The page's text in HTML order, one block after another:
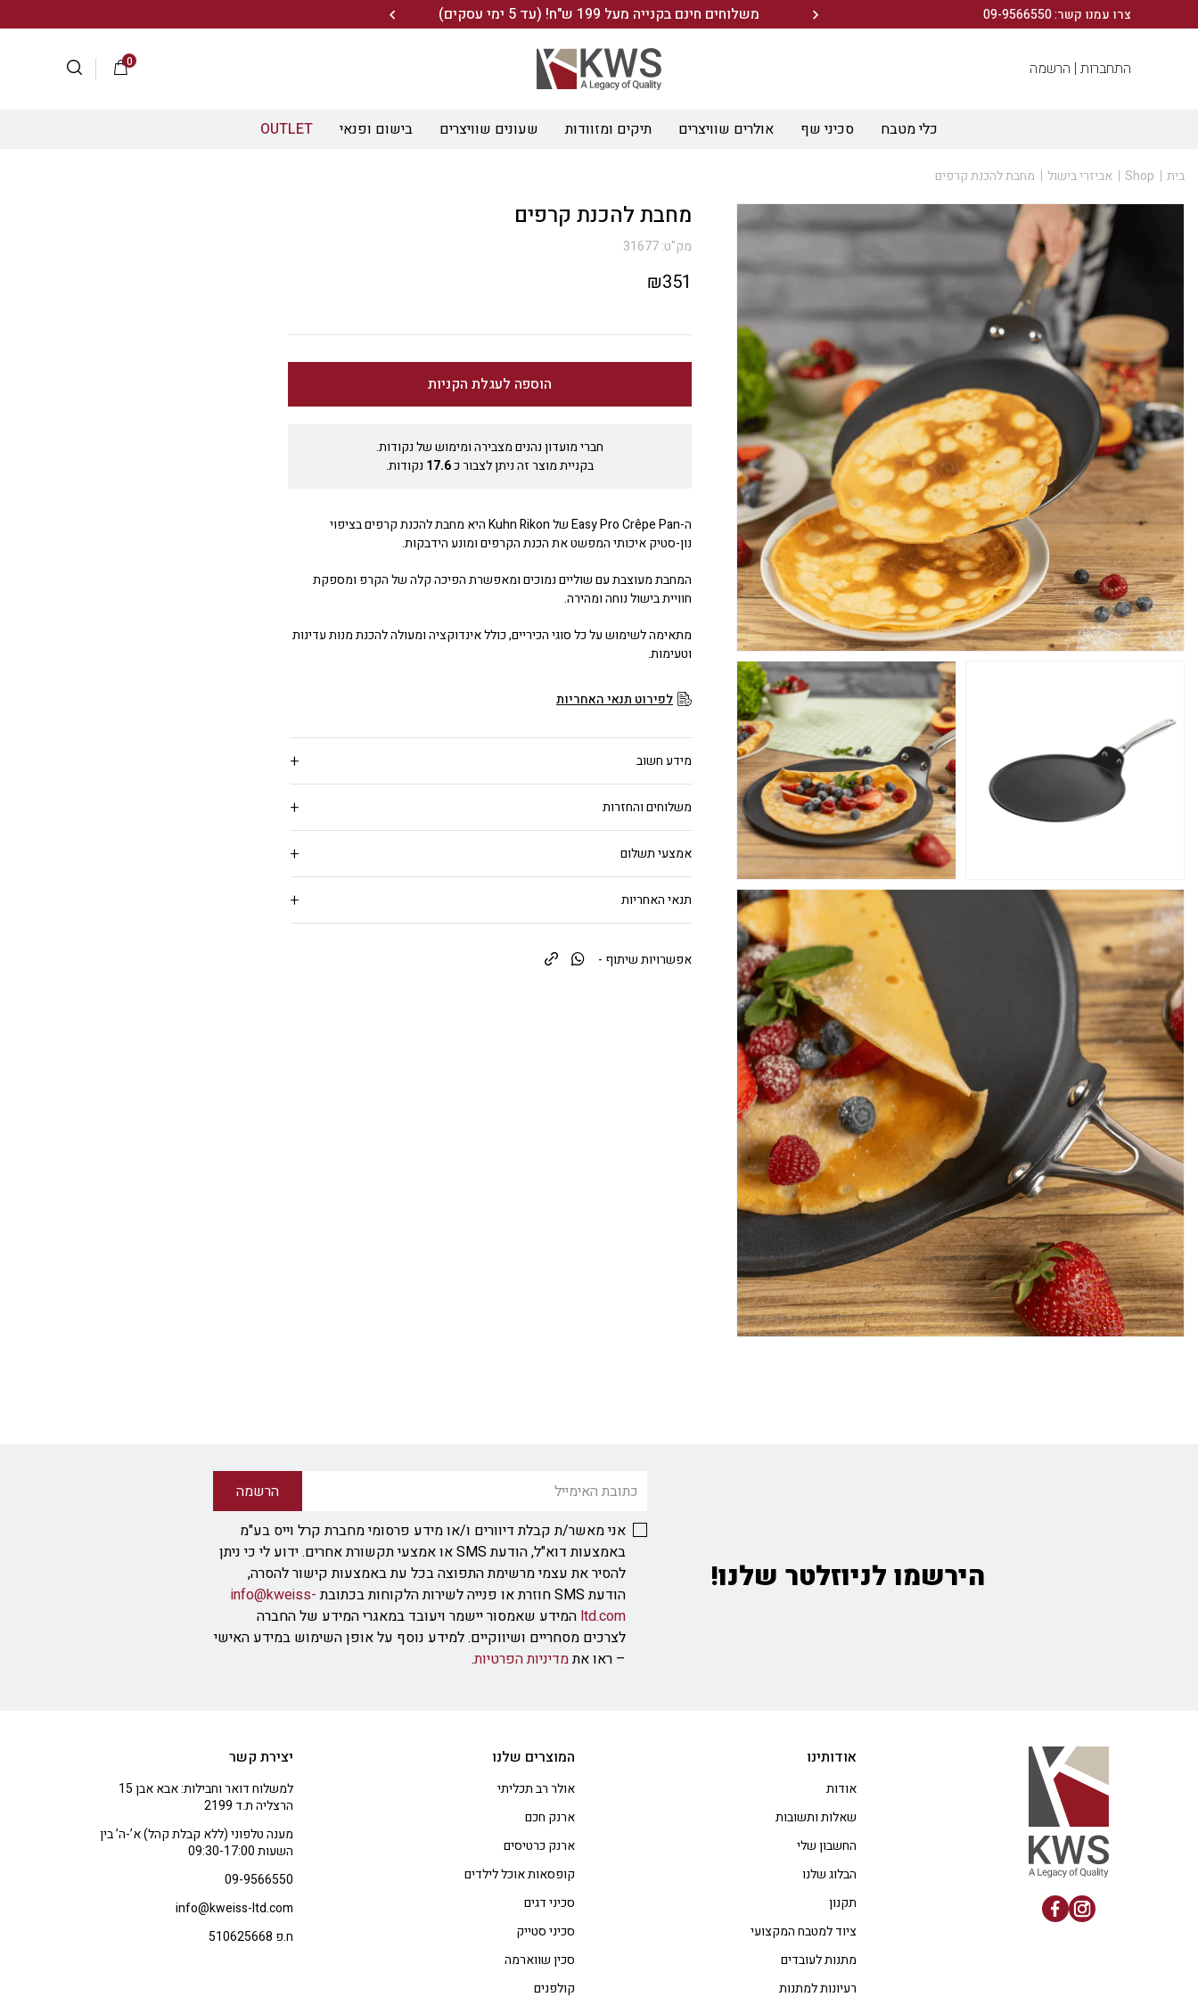
צרו עמנו קשר: 09-9566550
הירשמו לניוזלטר שלנו ותיהנו מ- 10% הנחה ברכישה הראשונה! משלוחים חינם בקנייה מעל 199 ש"ח! (עד 5 ימי עסקים)
התחברות | הרשמה 0
כלי מטבח סכיני שף אולרים שוויצרים תיקים ומזוודות שעונים שוויצרים בישום ופנאי OUTLET
בית Shop אביזרי בישול מחבת להכנת קרפים
מחבת להכנת קרפים
מק"ט:31677
₪351
הוספה לעגלת הקניות
חברי מועדון נהנים מצבירה ומימוש של נקודות.
בקניית מוצר זה ניתן לצבור כ17.6 נקודות.
ה-Easy Pro Crêpe Pan של Kuhn Rikon היא מחבת להכנת קרפים בציפוי
נון-סטיק איכותי המפשט את הכנת הקרפים ומונע הידבקות.
המחבת מעוצבת עם שוליים נמוכים ומאפשרת הפיכה קלה של הקרפ ומספקת
חוויית בישול נוחה ומהירה.
מתאימה לשימוש על כל סוגי הכיריים, כולל אינדוקציה ומעולה להכנת מנות עדינות
וטעימות.
לפירוט תנאי האחריות
מידע חשוב
משלוחים והחזרות
אמצעי תשלום
תנאי האחריות
אפשרויות שיתוף -
הירשמו לניוזלטר שלנו!
הרשמה
אני מאשר/ת קבלת דיוורים ו/או מידע פרסומי מחברת קרל וייס בע"מ
באמצעות דוא"ל, הודעת SMS או אמצעי תקשורת אחרים. ידוע לי כי ניתן
להסיר את עצמי מרשימת התפוצה בכל עת באמצעות קישור להסרה,
הודעת SMS חוזרת או פנייה לשירות הלקוחות בכתובת
info@kweiss-
ltd.com המידע שאמסור יישמר ויעובד במאגרי המידע של החברה
לצרכים מסחריים ושיווקיים. למידע נוסף על אופן השימוש במידע האישי
– ראו אתמדיניות הפרטיות.
אודותינו
אודות
שאלות ותשובות
החשבון שלי
הבלוג שלנו
תקנון
ציוד למטבח המקצועי
מתנות לעובדים
רעיונות למתנות
המוצרים שלנו
אולר רב תכליתי
ארנק חכם
ארנק כרטיסים
קופסאות אוכל לילדים
סכיני דגים
סכיני סטייק
סכין שווארמה
קולפנים
יצירת קשר
למשלוח דואר וחבילות: אבא אבן 15
הרצליה ת.ד 2199
מענה טלפוני (ללא קבלת קהל) א’-ה’ בין
השעות 09:30-17:00
09-9566550
info@kweiss-ltd.com
ח.פ 510625668